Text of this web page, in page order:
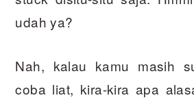
udah ya?
Nah, kalau kamu masih
coba liat, kira-kira apa